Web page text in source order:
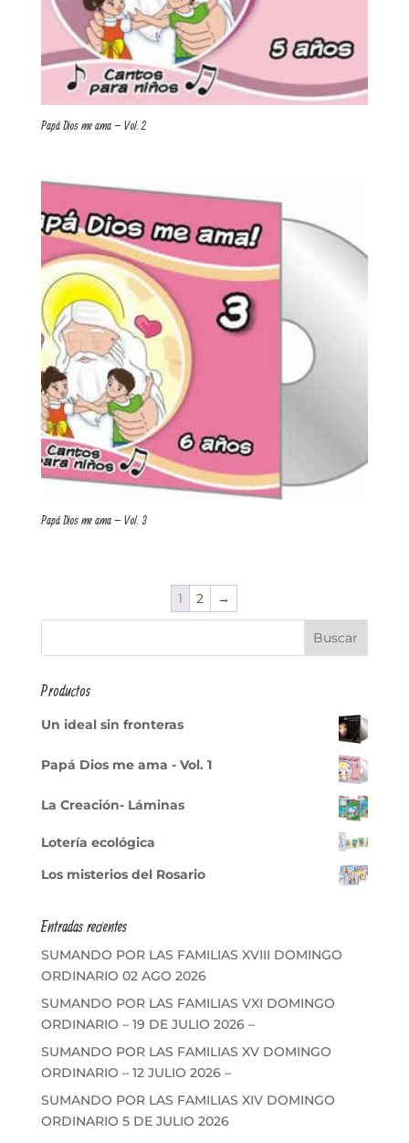
Papá Dios me ama – Vol. 2
Papá Dios me ama – Vol. 3
1 2 →
Productos
Un ideal sin fronteras
Papá Dios me ama - Vol. 1
La Creación- Láminas
Lotería ecológica
Los misterios del Rosario
Entradas recientes
SUMANDO POR LAS FAMILIAS XVIII DOMINGO
ORDINARIO 02 AGO 2026
SUMANDO POR LAS FAMILIAS VXI DOMINGO
ORDINARIO – 19 DE JULIO 2026 –
SUMANDO POR LAS FAMILIAS XV DOMINGO
ORDINARIO – 12 JULIO 2026 –
SUMANDO POR LAS FAMILIAS XIV DOMINGO
ORDINARIO 5 DE JULIO 2026